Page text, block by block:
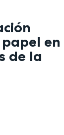
en
de la